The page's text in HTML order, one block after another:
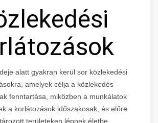
alatt gyakran kerül sor közlekedési
amelyek célja a közlekedés
fenntartása, miközben a munkálatok
a korlátozások időszakosak, és előre
területeken lépnek életbe.